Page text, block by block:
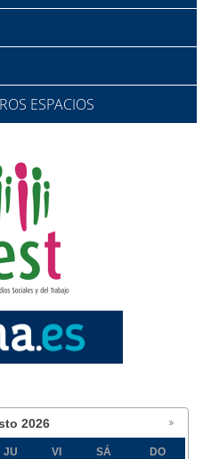
ESPACIOS
2026
JU VI SÁ DO